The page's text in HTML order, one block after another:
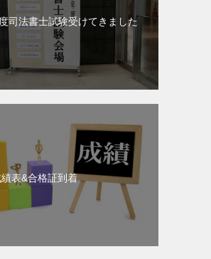
司法書士試験受けてきました
表&合格証到着